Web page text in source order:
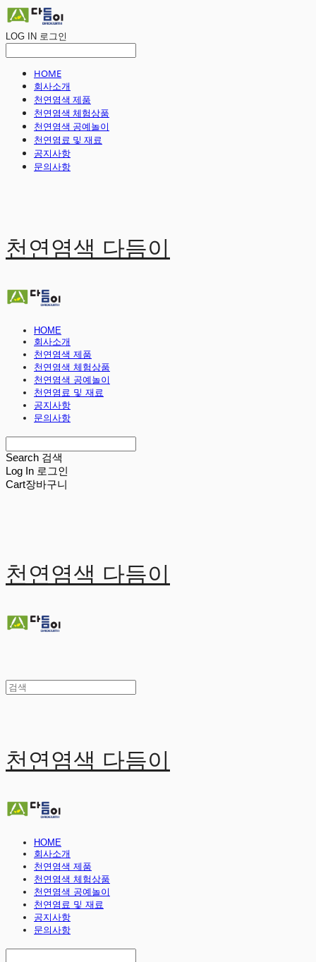
LOG IN 로그인
HOME
회사소개
천연염색 제품
천연염색 체험상품
천연염색 공예놀이
천연염료 및 재료
공지사항
문의사항
천연염색 다듬이
HOME
회사소개
천연염색 제품
천연염색 체험상품
천연염색 공예놀이
천연염료 및 재료
공지사항
문의사항
Search 검색
Log In 로그인
Cart장바구니
천연염색 다듬이
천연염색 다듬이
HOME
회사소개
천연염색 제품
천연염색 체험상품
천연염색 공예놀이
천연염료 및 재료
공지사항
문의사항